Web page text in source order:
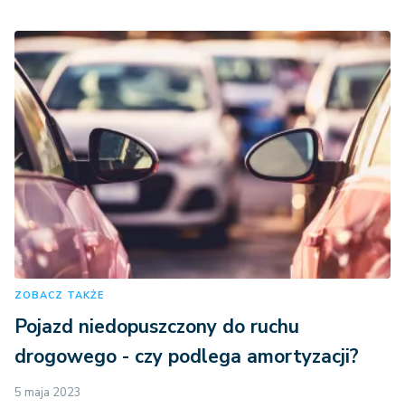
ZOBACZ TAKŻE
Pojazd niedopuszczony do ruchu
drogowego - czy podlega amortyzacji?
5 maja 2023